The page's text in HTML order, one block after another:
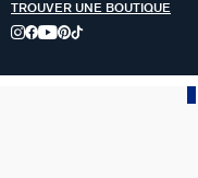
TROUVER UNE BOUTIQUE